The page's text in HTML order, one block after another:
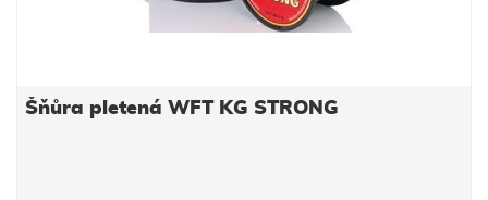
Šňůra pletená WFT KG STRONG